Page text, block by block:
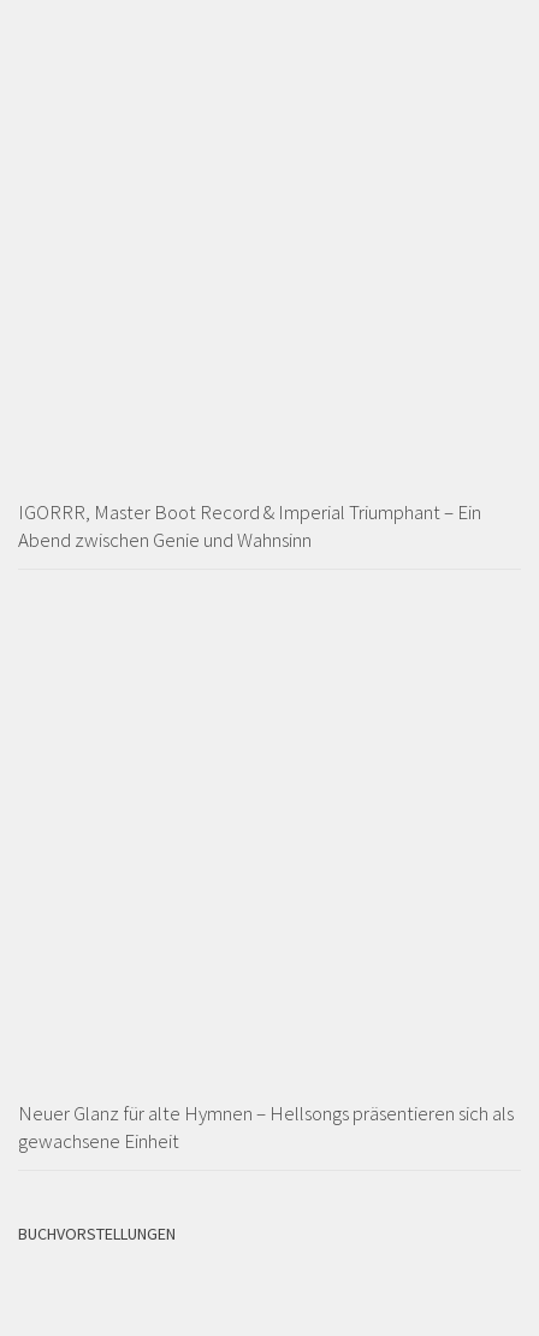
IGORRR, Master Boot Record & Imperial Triumphant – Ein
Abend zwischen Genie und Wahnsinn
Neuer Glanz für alte Hymnen – Hellsongs präsentieren sich als
gewachsene Einheit
BUCHVORSTELLUNGEN